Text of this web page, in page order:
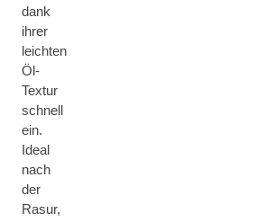
dank
ihrer
leichten
Öl-
Textur
schnell
ein.
Ideal
nach
der
Rasur,